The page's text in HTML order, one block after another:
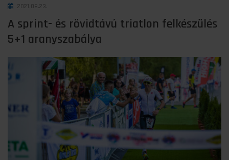
2021.08.23.
A sprint- és rövidtávú triatlon felkészülés
5+1 aranyszabálya